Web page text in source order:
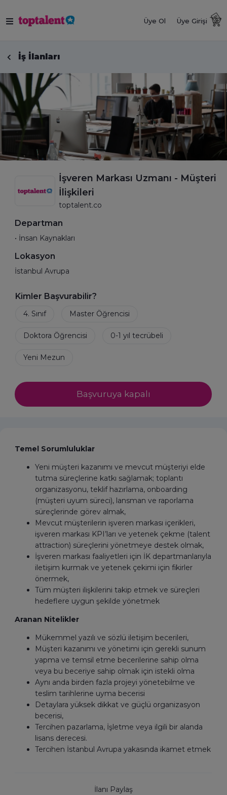
Üye Ol Üye Girişi
İş İlanları
İşveren Markası Uzmanı - Müşteri
İlişkileri
toptalent.co
Departman
• İnsan Kaynakları
Lokasyon
İstanbul Avrupa
Kimler Başvurabilir?
Başvuruya kapalı
Temel Sorumluluklar
Yeni müşteri kazanımı ve mevcut müşteriyi elde
tutma süreçlerine katkı sağlamak; toplantı
organizasyonu, teklif hazırlama, onboarding
(müşteri uyum süreci), lansman ve raporlama
süreçlerinde görev almak,
Mevcut müşterilerin işveren markası içerikleri,
işveren markası KPI’ları ve yetenek çekme (talent
attraction) süreçlerini yönetmeye destek olmak,
İşveren markası faaliyetleri için İK departmanlarıyla
iletişim kurmak ve yetenek çekimi için fikirler
önermek,
Tüm müşteri ilişkilerini takip etmek ve süreçleri
hedeflere uygun şekilde yönetmek
Aranan Nitelikler
Mükemmel yazılı ve sözlü iletişim becerileri,
Müşteri kazanımı ve yönetimi için gerekli sunum
yapma ve temsil etme becerilerine sahip olma
veya bu beceriye sahip olmak için istekli olma
Aynı anda birden fazla projeyi yönetebilme ve
teslim tarihlerine uyma becerisi
Detaylara yüksek dikkat ve güçlü organizasyon
becerisi,
Tercihen pazarlama, İşletme veya ilgili bir alanda
lisans derecesi.
Tercihen İstanbul Avrupa yakasında ikamet etmek
İlanı Paylaş